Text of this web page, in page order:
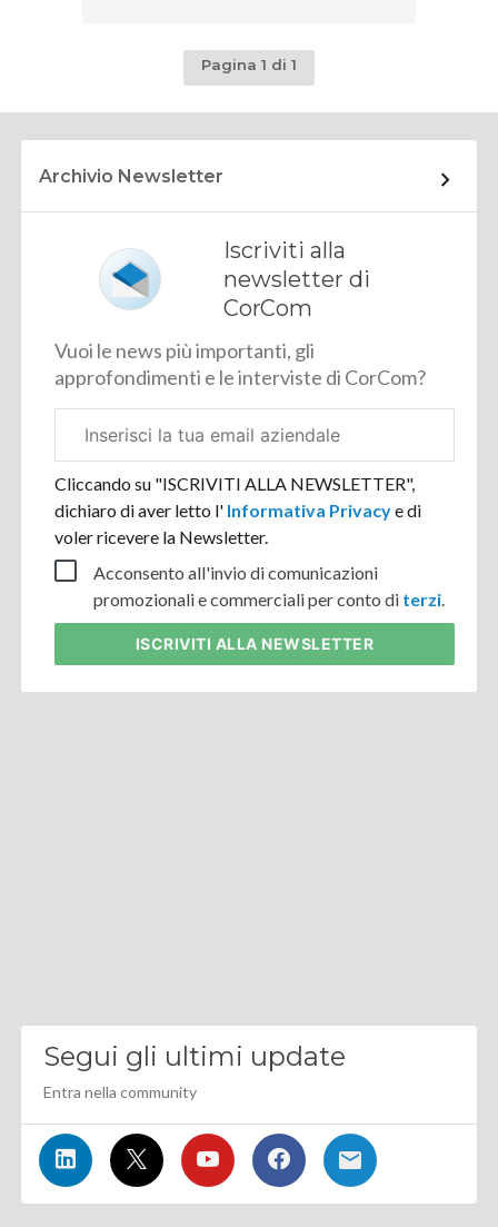
Pagina 1 di 1
Archivio Newsletter
Iscriviti alla
newsletter di
CorCom
Vuoi le news più importanti, gli
approfondimenti e le interviste di CorCom?
aziendale
Cliccando su "ISCRIVITI ALLA NEWSLETTER",
dichiaro di aver letto l' Informativa Privacye di
voler ricevere la Newsletter.
Acconsento all'invio di comunicazioni
promozionali e commerciali per conto di terzi.
ISCRIVITI ALLA NEWSLETTER
Segui gli ultimi update
Entra nella community